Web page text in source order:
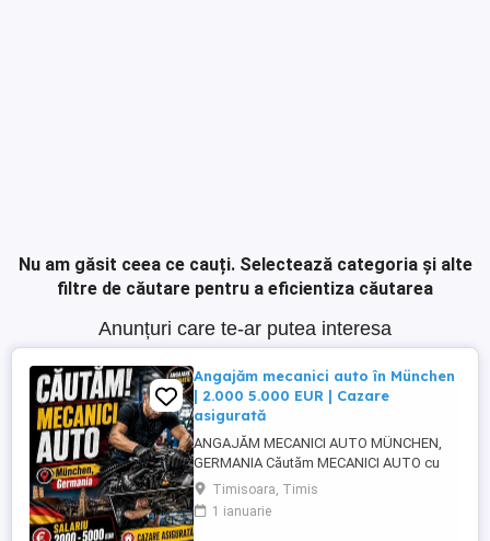
Nu am găsit ceea ce cauți. Selectează categoria și alte
filtre de căutare pentru a eficientiza căutarea
Anunțuri care te-ar putea interesa
Angajăm mecanici auto în München
| 2.000 5.000 EUR | Cazare
asigurată
ANGAJĂM MECANICI AUTO MÜNCHEN,
GERMANIA Căutăm MECANICI AUTO cu
experiență pentru activitate în München,
Germania. SALARIU: între 2.000 și 5.000
EUR, în funcție de experiență și nivelul de
Timisoara, Timis
1 ianuarie